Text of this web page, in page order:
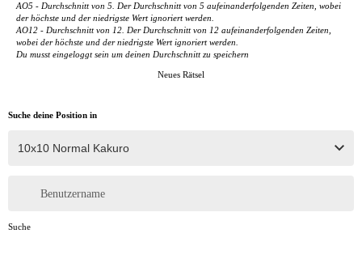
AO5 - Durchschnitt von 5. Der Durchschnitt von 5 aufeinanderfolgenden Zeiten, wobei
der höchste und der niedrigste Wert ignoriert werden.
AO12 - Durchschnitt von 12. Der Durchschnitt von 12 aufeinanderfolgenden Zeiten,
wobei der höchste und der niedrigste Wert ignoriert werden.
Du musst eingeloggt sein um deinen Durchschnitt zu speichern
Neues Rätsel
Suche deine Position in
Benutzername
Suche